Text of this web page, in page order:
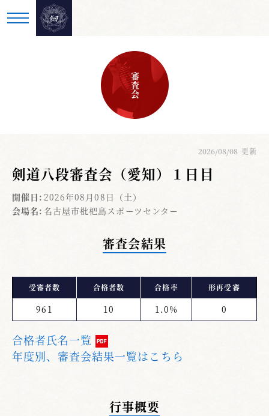
審査会
2026/08/08 更新
剣道八段審査会（愛知）１日目
開催日: 2026年08月08日（土）
会場名: 名古屋市枇杷島スポーツセンター
審査会結果
受審者数 合格者数 合格率 形再受審
961 10 1.0% 0
合格者氏名一覧
年度別、審査会結果一覧はこちら
行事概要